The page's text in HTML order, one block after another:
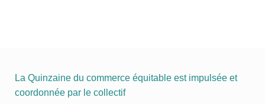
La Quinzaine du commerce équitable est impulsée et
coordonnée par le collectif